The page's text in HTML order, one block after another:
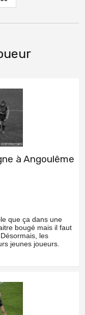
à Angoulême
que ça dans une
bougé mais il faut
les
jeunes joueurs.